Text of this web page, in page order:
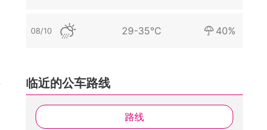
08/10 29-35°C 40%
临近的公车路线
路线